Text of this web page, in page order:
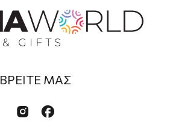
ΒΡΕΙΤΕ ΜΑΣ
 